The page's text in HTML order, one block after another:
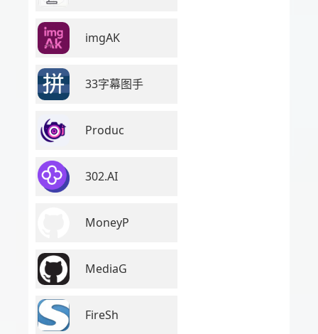
imgAK
33字幕图手
Produc
302.AI
MoneyP
MediaG
FireSh